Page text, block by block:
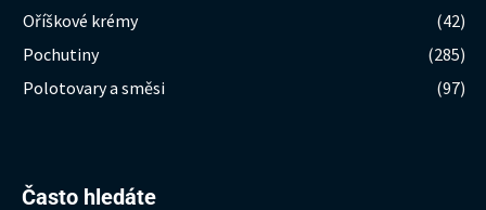
Oříškové krémy
(42)
Pochutiny
(285)
Polotovary a směsi
(97)
Často hledáte
Hledat: